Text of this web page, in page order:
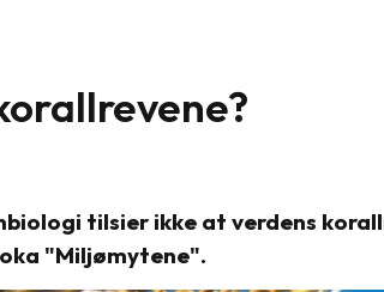
tilsier ikke at verdens
"Miljømytene".